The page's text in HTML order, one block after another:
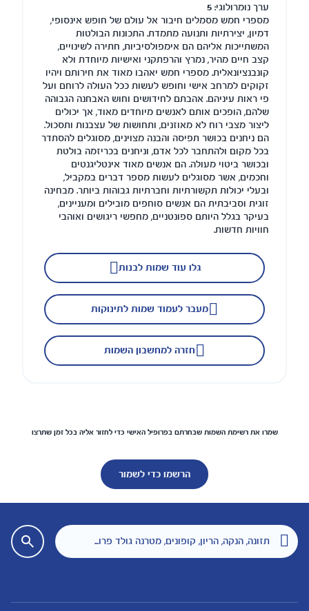
ערך נומרולוגי: 5
מספרי חמש מסמלים חיבור אל עולם של חופש אינסופי,
דמיון, יצירתיות ותנועה מתמדת. התכונות הבולטות
המשתייכות אליהם הם אימפולסיביות, חתירה לשינויים,
קצב חיים מהיר, נמרץ והרפתקני ואישיות מיוחדת ולא
קונבנציונאלית. מספרי חמש יאהבו מאוד את חירותם ויהיו
זקוקים למרחב אישי וחופש לעשות ככל העולה לרוחם ועל
פי ראות עיניהם. אהבתם לחידושים וחוש האבחנה הגבוהה
שלהם, הופכים אותם לאנשים מיוחדים מאוד, אך יכולים
ליצור מצבי רוח לא מאוזנים, ותחושות של עצבנות ותסכול.
הם ניחנים בכושר תפיסה והבנה מצוינים, מסוגלים להסתדר
בכל מקום ולהתחבר לכל אדם, וניחנים בכריזמה בולטת
ובכושר ביטוי מעולה. הם אנשים מאוד אינטליגנטים
וחכמים, אשר מסוגלים לעשות מספר דברים במקביל,
ובעלי יכולות תקשורתיות וחברתיות גבוהות ביותר. מבחינה
זוגית וסביבתית הם אנשים סוחפים מובילים ומעניינים,
בעיקר בגלל היותם ספונטניים, מחפשי ריגושים ואוהבי
חוויות חדשות.
מעבר לעמוד שמות לתינוקות
חזרה למחשבון השמות
גלו עוד שמות לבנות
שמרו את רשימת השמות שבחרתם בפרופיל האישי כדי לחזור אליה בכל זמן שתרצו
הרשמו כדי לשמור